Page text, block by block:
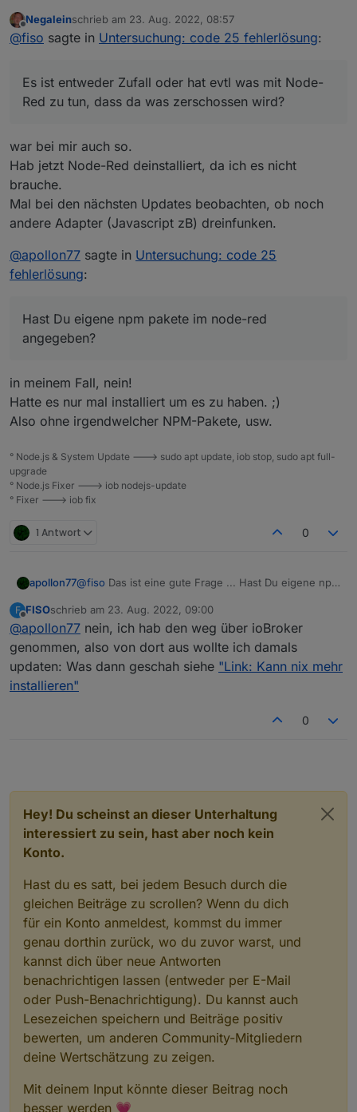
weil ich zwischendrin ioBroker geschrottet habe weil ich
da wohl in dem Modules-Verzeichnis zuviel gelöscht
gelöscht. Danach ging mein System wieder....
Aber was mir aufgefallen ist. Ich konnte ALLE Adapter etc
wunderbar updaten, neu installieren etc. Nach dem
mal das system vom Nachbarn aktualisiert. Waren 7
Adapter die ich upgedated habe (Latest), alles ging
Fehlermeldung 25 kam und dann konnte ich garnix mehr
upgraden/installieren!
Es ist entweder Zufall oder hat evtl was mit Node-Red zu
tun, dass da was zerschossen wird?
https://forum.iobroker.net/topic/57337/fehler-25-bei-
adapter-install-update-mit-npm8
Offline
Negaleinschrieb am 23. Aug. 2022, 08:57
zuletzt editiert von
@fiso sagte in Untersuchung: code 25 fehlerlösung:
Es ist entweder Zufall oder hat evtl was mit Node-
Red zu tun, dass da was zerschossen wird?
war bei mir auch so.
Hab jetzt Node-Red deinstalliert, da ich es nicht
brauche.
Mal bei den nächsten Updates beobachten, ob noch
andere Adapter (Javascript zB) dreinfunken.
@apollon77 sagte in Untersuchung: code 25
fehlerlösung:
Hast Du eigene npm pakete im node-red
angegeben?
in meinem Fall, nein!
Hatte es nur mal installiert um es zu haben. ;)
Also ohne irgendwelcher NPM-Pakete, usw.
° Node.js & System Update ---> sudo apt update, iob stop, sudo apt full-
upgrade
° Node.js Fixer ---> iob nodejs-update
° Fixer ---> iob fix
1 Antwort 0
apollon77@fiso Das ist eine gute Frage ... Hast Du eigene npm
Dann müste man damit mal experimentieren ... nicht
das sich die "installation von Subtrees" mit dem
Haupt-Tree beisst ... hhmmmm ....
Dann wäre Javascript und ham ebenso Kandidaten
die das verursachen könnten.
Hat jemand mal Zeit sich das Reproduction-mässig
anzunehmen?
F
Offline
FISOschrieb am 23. Aug. 2022, 09:00
zuletzt editiert von
@apollon77 nein, ich hab den weg über ioBroker
genommen, also von dort aus wollte ich damals
updaten: Was dann geschah siehe "Link: Kann nix mehr
installieren"
0
Hey! Du scheinst an dieser Unterhaltung
interessiert zu sein, hast aber noch kein
Konto.
Hast du es satt, bei jedem Besuch durch die
gleichen Beiträge zu scrollen? Wenn du dich
für ein Konto anmeldest, kommst du immer
genau dorthin zurück, wo du zuvor warst, und
kannst dich über neue Antworten
benachrichtigen lassen (entweder per E-Mail
oder Push-Benachrichtigung). Du kannst auch
Lesezeichen speichern und Beiträge positiv
bewerten, um anderen Community-Mitgliedern
deine Wertschätzung zu zeigen.
Mit deinem Input könnte dieser Beitrag noch
besser werden 💗